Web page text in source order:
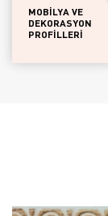
MOBİLYA VE
DEKORASYON
PROFİLLERİ